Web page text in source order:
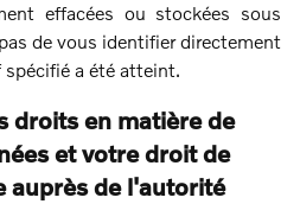
effacées ou stockées sous
de vous identifier directement
a été atteint.
droits en matière de
et votre droit de
auprès de l'autorité